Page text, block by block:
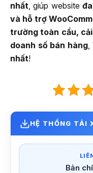
nhất, giúp website
và hỗ trợ
trường toàn cầu,
doanh số bán hàng,
nhất!
HỆ THỐNG TẢI
Bản